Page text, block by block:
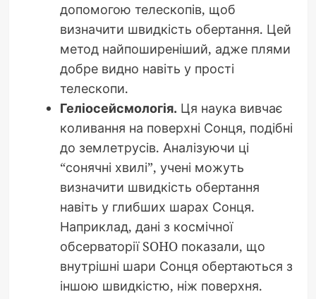
допомогою телескопів, щоб
визначити швидкість обертання. Цей
метод найпоширеніший, адже плями
добре видно навіть у прості
телескопи.
Геліосейсмологія. Ця наука вивчає
коливання на поверхні Сонця, подібні
до землетрусів. Аналізуючи ці
“сонячні хвилі”, учені можуть
визначити швидкість обертання
навіть у глибших шарах Сонця.
Наприклад, дані з космічної
обсерваторії SOHO показали, що
внутрішні шари Сонця обертаються з
іншою швидкістю, ніж поверхня.